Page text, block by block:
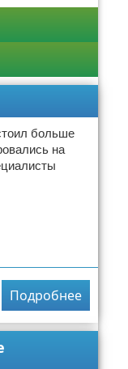
больше
на
Подробнее